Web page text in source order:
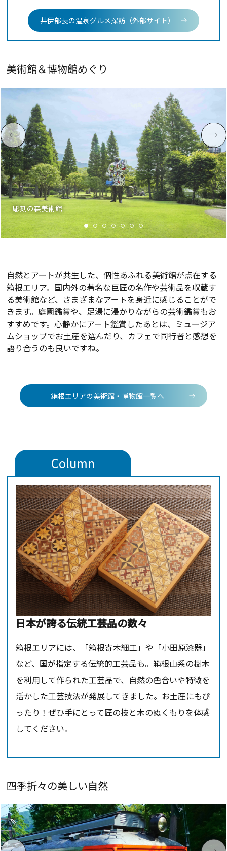
井伊部長の温泉グルメ探訪（外部サイト）
美術館＆博物館めぐり
彫刻の森美術館
自然とアートが共生した、個性あふれる美術館が点在する
箱根エリア。国内外の著名な巨匠の名作や芸術品を収蔵す
る美術館など、さまざまなアートを身近に感じることがで
きます。庭園鑑賞や、足湯に浸かりながらの芸術鑑賞もお
すすめです。心静かにアート鑑賞したあとは、ミュージア
ムショップでお土産を選んだり、カフェで同行者と感想を
語り合うのも良いですね。
箱根エリアの美術館・博物館一覧へ
Column
日本が誇る伝統工芸品の数々
箱根エリアには、「箱根寄木細工」や「小田原漆器」
など、国が指定する伝統的工芸品も。箱根山系の樹木
を利用して作られた工芸品で、自然の色合いや特徴を
活かした工芸技法が発展してきました。お土産にもぴ
ったり！ぜひ手にとって匠の技と木のぬくもりを体感
してください。
四季折々の美しい自然